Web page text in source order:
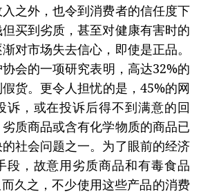
之外，也令到消费者的信任度下
买到劣质，甚至对健康有害时的
对市场失去信心，即使是正品。
会的一项研究表明，高达32%的
货。更令人担忧的是，45%的网
诉，或在投诉后得不到满意的回
质商品或含有化学物质的商品已
社会问题之一。为了眼前的经济
段，故意用劣质商品和有毒食品
久之，不少使用这些产品的消费